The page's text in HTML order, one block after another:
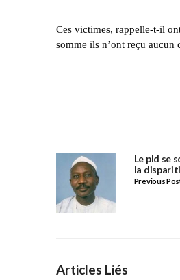
Ces victimes, rappelle-t-il
somme ils n’ont reçu aucun
Le pld se
la
Previous
Articles Liés